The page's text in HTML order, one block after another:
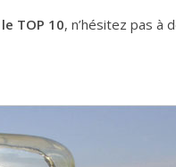
TOP 10, n’hésitez pas à